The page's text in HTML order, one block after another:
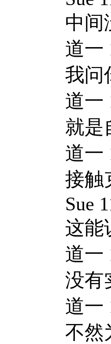
中间
道一
我问
道一
就是
道一
接触
Sue
这能
道一
没有
道一
不然